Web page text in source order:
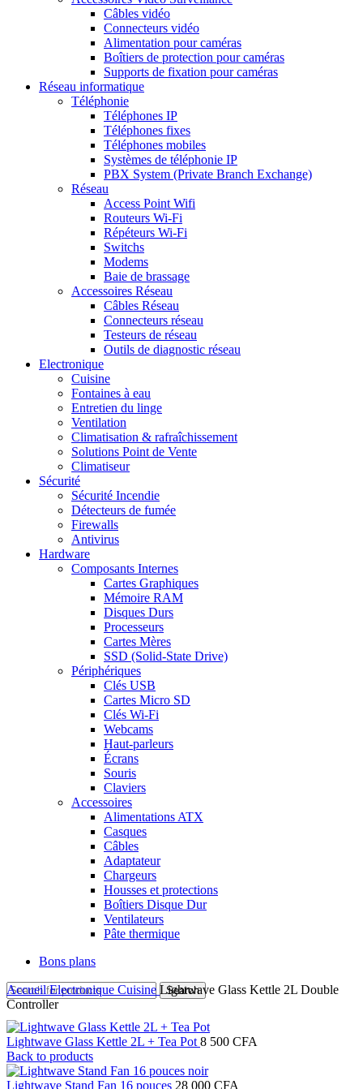
Câbles vidéo
Connecteurs vidéo
Alimentation pour caméras
Boîtiers de protection pour caméras
Supports de fixation pour caméras
Réseau informatique
Téléphonie
Téléphones IP
Téléphones fixes
Téléphones mobiles
Systèmes de téléphonie IP
PBX System (Private Branch Exchange)
Réseau
Access Point Wifi
Routeurs Wi-Fi
Répéteurs Wi-Fi
Switchs
Modems
Baie de brassage
Accessoires Réseau
Câbles Réseau
Connecteurs réseau
Testeurs de réseau
Outils de diagnostic réseau
Electronique
Cuisine
Fontaines à eau
Entretien du linge
Ventilation
Climatisation & rafraîchissement
Solutions Point de Vente
Climatiseur
Sécurité
Sécurité Incendie
Détecteurs de fumée
Firewalls
Antivirus
Hardware
Composants Internes
Cartes Graphiques
Mémoire RAM
Disques Durs
Processeurs
Cartes Mères
SSD (Solid-State Drive)
Périphériques
Clés USB
Cartes Micro SD
Clés Wi-Fi
Webcams
Haut-parleurs
Écrans
Souris
Claviers
Accessoires
Alimentations ATX
Casques
Câbles
Adaptateur
Chargeurs
Housses et protections
Boîtiers Disque Dur
Ventilateurs
Pâte thermique
Bons plans
Search
AccueilElectronique Cuisine Lightwave Glass Kettle 2L Double
Controller
Lightwave Glass Kettle 2L + Tea Pot 8 500 CFA
Back to products
Lightwave Stand Fan 16 pouces 28 000 CFA